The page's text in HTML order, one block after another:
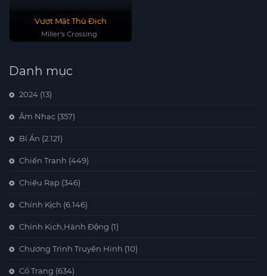
Vượt Mặt Thù Địch
Miller's Crossing
Danh mục
2024 (13)
Âm Nhạc (357)
Bí Ẩn (2.121)
Chiến Tranh (449)
Chiếu Rạp (346)
Chính Kịch (6.146)
Chính Kịch,Hành Động (1)
Chương Trình Truyền Hình (10)
Cổ Trang (634)